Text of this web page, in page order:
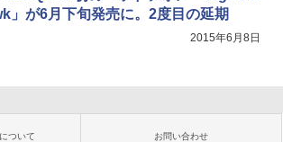
」が6月下旬発売に。2度目の延期
2015年6月8日
ついて お問い合わせ